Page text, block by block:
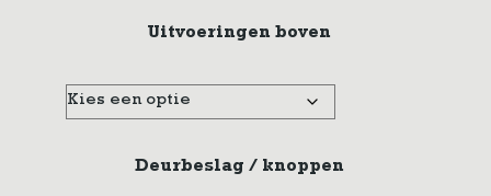
Uitvoeringen boven
Deurbeslag / knoppen